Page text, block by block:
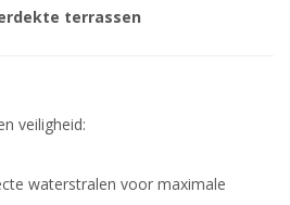
terrassen
veiligheid:
waterstralen voor maximale